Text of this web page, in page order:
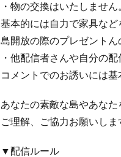
・物の交換はいたしません
基本的には自力で家具など
島開放の際のプレゼントん
・他配信者さんや自分の
コメントでのお誘いには基
あなたの素敵な島やあなた
ご理解、ご協力お願いしま
▼配信ルール